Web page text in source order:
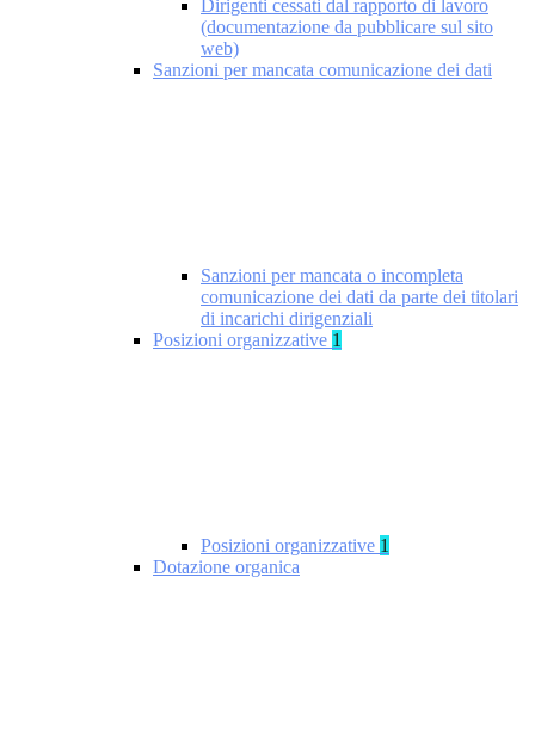
Dirigenti cessati dal rapporto di lavoro
(documentazione da pubblicare sul sito
web)
Sanzioni per mancata comunicazione dei dati
Sanzioni per mancata o incompleta
comunicazione dei dati da parte dei titolari
di incarichi dirigenziali
Posizioni organizzative 1
Posizioni organizzative 1
Dotazione organica